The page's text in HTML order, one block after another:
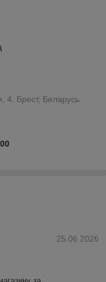
4, Брест, Беларусь
25.06.2026